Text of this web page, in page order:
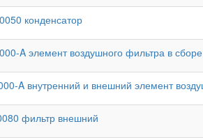
конденсатор
A элемент воздушного фильтра в
A внутренний и внешний элемент
фильтр внешний